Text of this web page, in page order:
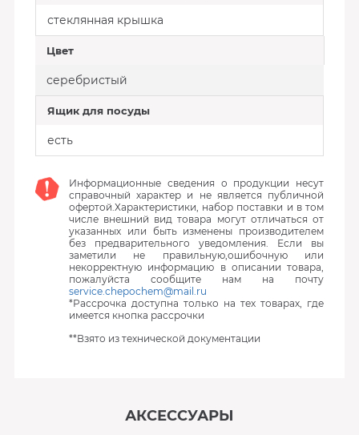
стеклянная крышка
Цвет
серебристый
Ящик для посуды
есть
Информационные сведения о продукции несут
справочный характер и не является публичной
офертой.Характеристики, набор поставки и в том
числе внешний вид товара могут отличаться от
указанных или быть изменены производителем
без предварительного уведомления. Если вы
заметили не правильную,ошибочную или
некорректную информацию в описании товара,
пожалуйста сообщите нам на почту
service.chepochem@mail.ru
*Рассрочка доступна только на тех товарах, где
имеется кнопка рассрочки
**Взято из технической документации
АКСЕССУАРЫ